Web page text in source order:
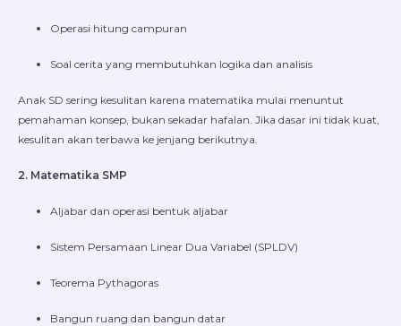
Operasi hitung campuran
Soal cerita yang membutuhkan logika dan analisis
Anak SD sering kesulitan karena matematika mulai menuntut
pemahaman konsep, bukan sekadar hafalan. Jika dasar ini tidak kuat,
kesulitan akan terbawa ke jenjang berikutnya.
2. Matematika SMP
Aljabar dan operasi bentuk aljabar
Sistem Persamaan Linear Dua Variabel (SPLDV)
Teorema Pythagoras
Bangun ruang dan bangun datar